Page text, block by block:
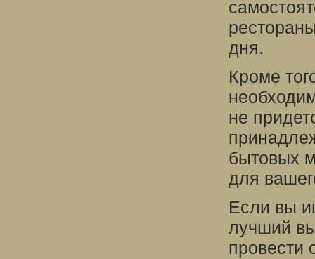
дня.
Кроме
не
бытовых
для
Если вы
лучший
провести